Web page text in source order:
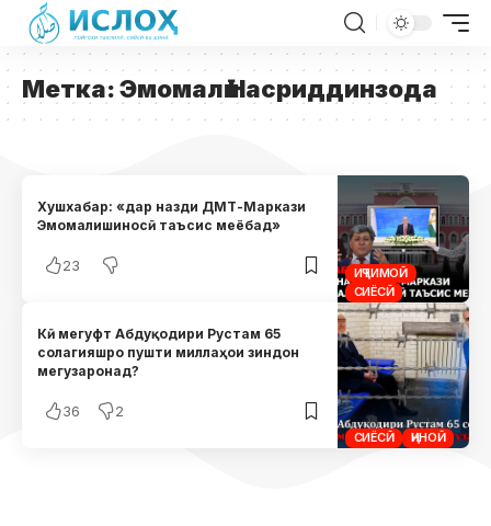
Метка:Эмомалӣ Насриддинзода
ИҶТИМОӢ
СИЁСӢ
Хушхабар: «дар назди ДМТ-Маркази
Эмомалишиносӣ таъсис меёбад»
23
СИЁСӢ ҶИНОӢ
Кӣ мегуфт Абдуқодири Рустам 65
солагияшро пушти миллаҳои зиндон
мегузаронад?
36 2